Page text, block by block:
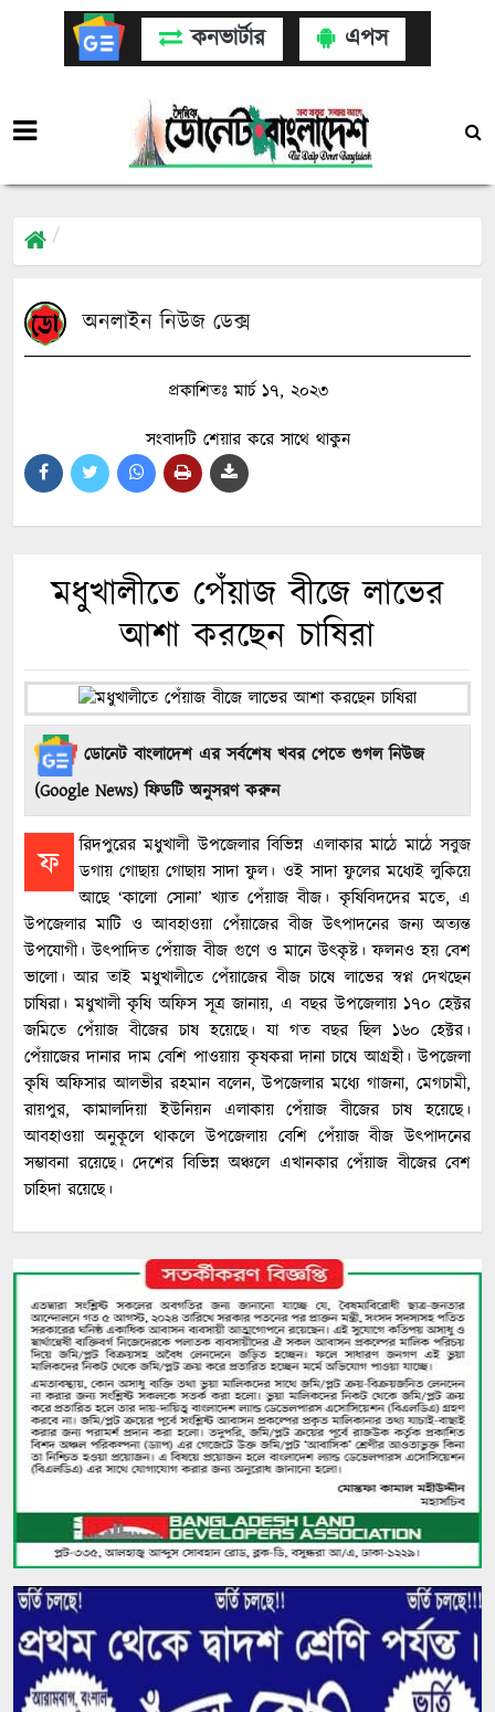
কনভার্টার এপস
অনলাইন নিউজ ডেক্স
প্রকাশিতঃ মার্চ ১৭, ২০২৩
সংবাদটি শেয়ার করে সাথে থাকুন
মধুখালীতে পেঁয়াজ বীজে লাভের
আশা করছেন চাষিরা
ডোনেট বাংলাদেশ এর সর্বশেষ খবর পেতে গুগল নিউজ
(Google News) ফিডটি অনুসরণ করুন
ফ
রিদপুরের মধুখালী উপজেলার বিভিন্ন এলাকার মাঠে মাঠে সবুজ
ডগায় গোছায় গোছায় সাদা ফুল। ওই সাদা ফুলের মধ্যেই লুকিয়ে
আছে ‘কালো সোনা’ খ্যাত পেঁয়াজ বীজ। কৃষিবিদদের মতে, এ
উপজেলার মাটি ও আবহাওয়া পেঁয়াজের বীজ উৎপাদনের জন্য অত্যন্ত
উপযোগী। উৎপাদিত পেঁয়াজ বীজ গুণে ও মানে উৎকৃষ্ট। ফলনও হয় বেশ
ভালো। আর তাই মধুখালীতে পেঁয়াজের বীজ চাষে লাভের স্বপ্ন দেখছেন
চাষিরা। মধুখালী কৃষি অফিস সূত্র জানায়, এ বছর উপজেলায় ১৭০ হেক্টর
জমিতে পেঁয়াজ বীজের চাষ হয়েছে। যা গত বছর ছিল ১৬০ হেক্টর।
পেঁয়াজের দানার দাম বেশি পাওয়ায় কৃষকরা দানা চাষে আগ্রহী। উপজেলা
কৃষি অফিসার আলভীর রহমান বলেন, উপজেলার মধ্যে গাজনা, মেগচামী,
রায়পুর, কামালদিয়া ইউনিয়ন এলাকায় পেঁয়াজ বীজের চাষ হয়েছে।
আবহাওয়া অনুকূলে থাকলে উপজেলায় বেশি পেঁয়াজ বীজ উৎপাদনের
সম্ভাবনা রয়েছে। দেশের বিভিন্ন অঞ্চলে এখানকার পেঁয়াজ বীজের বেশ
চাহিদা রয়েছে।